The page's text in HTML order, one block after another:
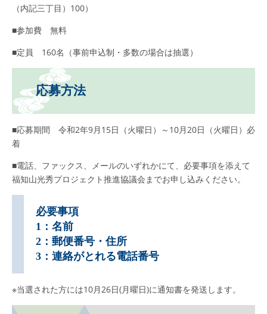
（内記三丁目）100）
■参加費 無料
■定員 160名（事前申込制・多数の場合は抽選）
応募方法
■応募期間 令和2年9月15日（火曜日）～10月20日（火曜日）必
着
■電話、ファックス、メールのいずれかにて、必要事項を添えて
福知山光秀プロジェクト推進協議会までお申し込みください。
必要事項
1：名前
2：郵便番号・住所
3：連絡がとれる電話番号
※当選された方には10月26日(月曜日)に通知書を発送します。